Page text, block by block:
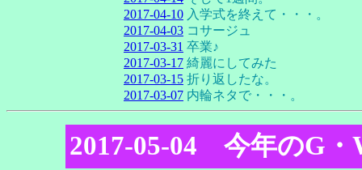
2017-04-10 入学式を終えて・・・。
2017-04-03 コサージュ
2017-03-31 卒業♪
2017-03-17 綺麗にしてみた
2017-03-15 折り返したな。
2017-03-07 内輪ネタで・・・。
2017-05-04 今年のG・